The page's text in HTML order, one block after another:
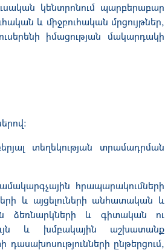
կենտրոնում պարբերաբար
և միջբուհական մրցույթներ,
իմացության մակարդակի
տեղեկության տրամադրման
հրապարակումների
և այցելուների անհատական և
ձեռնարկների և գիտական ու
և խմբակային աշխատանք
ընթերցում,